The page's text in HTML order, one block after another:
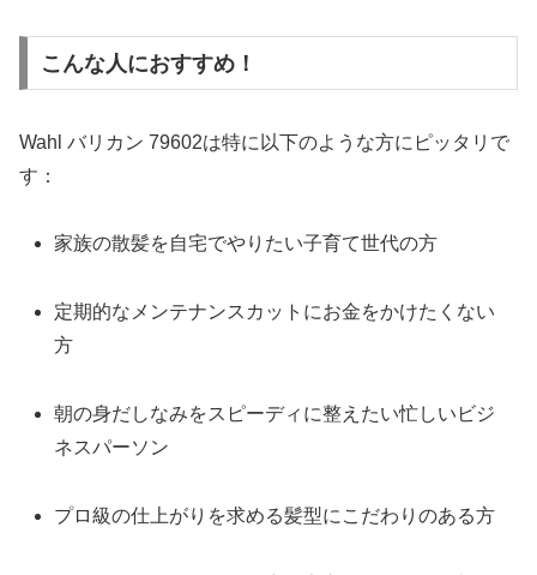
こんな人におすすめ！
Wahl バリカン 79602は特に以下のような方にピッタリで
す：
家族の散髪を自宅でやりたい子育て世代の方
定期的なメンテナンスカットにお金をかけたくない
方
朝の身だしなみをスピーディに整えたい忙しいビジ
ネスパーソン
プロ級の仕上がりを求める髪型にこだわりのある方